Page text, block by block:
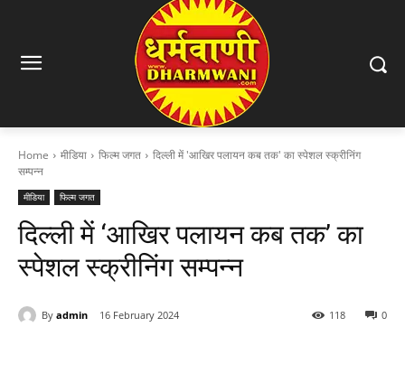
Home मीडिया फिल्म जगत
दिल्ली में 'आखिर पलायन कब तक' का स्पेशल स्क्रीनिंग
सम्पन्न
मीडिया फिल्म जगत
दिल्ली में ‘आखिर पलायन कब तक’ का
स्पेशल स्क्रीनिंग सम्पन्न
By admin 16 February 2024 0
118